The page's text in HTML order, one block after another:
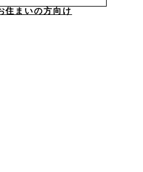
住まいの方向け